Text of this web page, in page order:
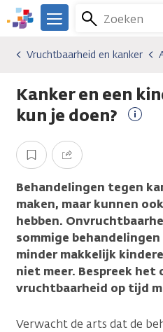
Overslaan
en
gaan
We
er
je.
Kanker.nl
Zoeken
Menu
Gevolgen van kanker
Vruchtbaarheid en kanker
Algemeen
Vruchtbaarheid en kanker
Kanker en een
kun je doen?
Opslaan Delen
Behandelingen tegen
maken, maar kunnen
hebben.
sommige
minder makkelijk
niet meer. Bespreek het
vruchtbaarheid op tijd
Verwacht de arts dat de